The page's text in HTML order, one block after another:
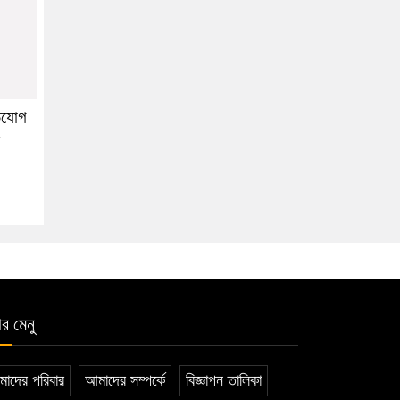
মেনু
পরিবার আমাদের সম্পর্কে বিজ্ঞাপন তালিকা